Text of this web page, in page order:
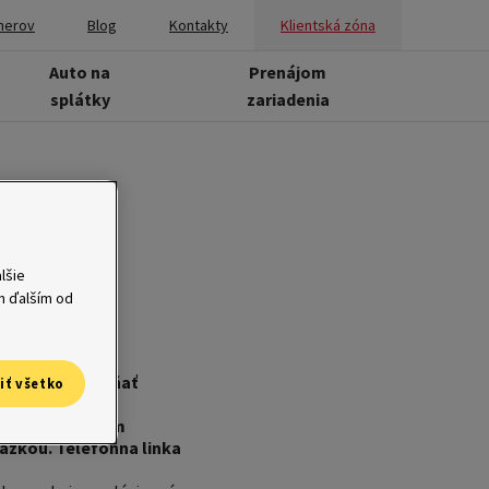
Blog Kontakty Klientská zóna
Auto na
splátky
Prenájom
zariadenia
a
úver
ani vypĺňať
údaje
Po spätnom
Telefónna linka
ďalším od
všetko